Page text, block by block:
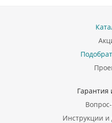
Гарантия
Инструкции и